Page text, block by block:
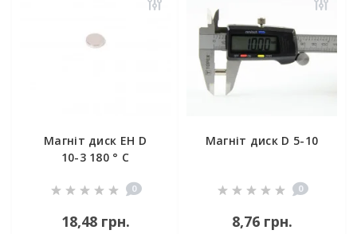
Магніт диск EH D
10-3 180 ° C
0
18,48 грн.
Магніт диск D 5-10
0
8,76 грн.